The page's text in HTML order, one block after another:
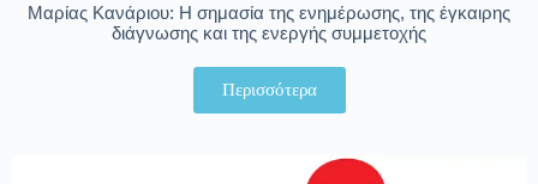
Μαρίας Κανάριου: Η σημασία της ενημέρωσης, της έγκαιρης
διάγνωσης και της ενεργής συμμετοχής
Περισσότερα